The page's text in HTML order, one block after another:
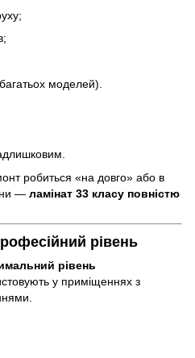
моделей).
робиться «на довго» або в
— ламінат 33 класу повністю
рівень
рівень
у приміщеннях з